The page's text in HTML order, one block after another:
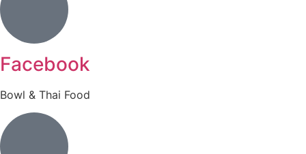
Facebook
Bowl & Thai Food